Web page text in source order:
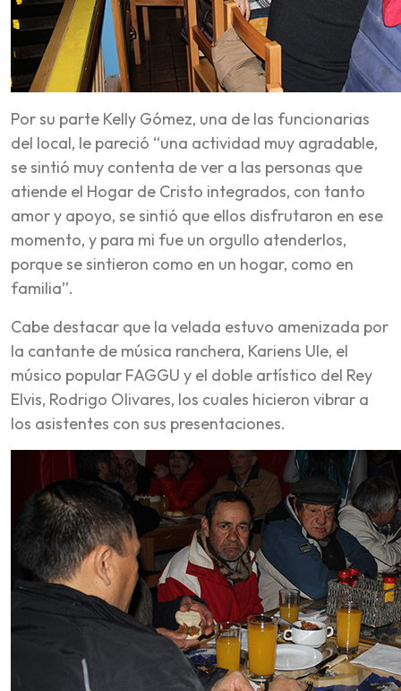
Por su parte Kelly Gómez, una de las funcionarias
del local, le pareció “una actividad muy agradable,
se sintió muy contenta de ver a las personas que
atiende el Hogar de Cristo integrados, con tanto
amor y apoyo, se sintió que ellos disfrutaron en ese
momento, y para mi fue un orgullo atenderlos,
porque se sintieron como en un hogar, como en
familia”.
Cabe destacar que la velada estuvo amenizada por
la cantante de música ranchera, Kariens Ule, el
músico popular FAGGU y el doble artístico del Rey
Elvis, Rodrigo Olivares, los cuales hicieron vibrar a
los asistentes con sus presentaciones.